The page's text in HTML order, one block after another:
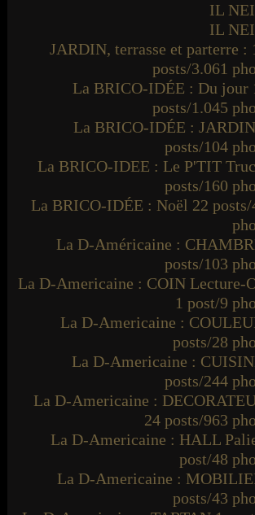
IL
IL
JARDIN, terrasse et parterre :
posts/3.061
La BRICO-IDÉE : Du jour
posts/1.045
La BRICO-IDÉE :
posts/104
La BRICO-IDEE : Le P'TIT
posts/160
La BRICO-IDÉE : Noël 22 posts/
La D-Américaine :
posts/103
La D-Americaine : COIN Lecture-
1 post/9
La D-Americaine :
posts/28
La D-Americaine :
posts/244
La D-Americaine :
24 posts/963
La D-Americaine : HALL
post/48
La D-Americaine :
posts/43